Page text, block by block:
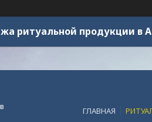
ритуальной продукции в
ГЛАВНАЯ